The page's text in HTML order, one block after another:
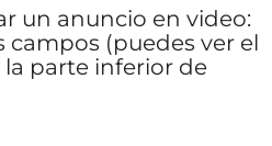
un anuncio en video:
campos (puedes ver el
parte inferior de